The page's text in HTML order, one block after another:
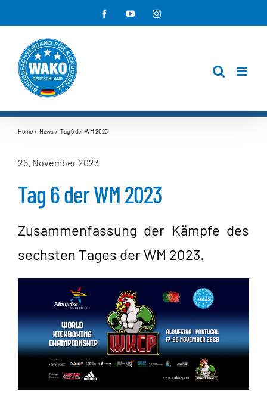
Inhalt
springen
FacebookYouTubeInstagram
Home News Tag 6 der WM 2023
26. November 2023
Tag 6 der WM 2023
Zusammenfassung der Kämpfe des
sechsten Tages der WM 2023.